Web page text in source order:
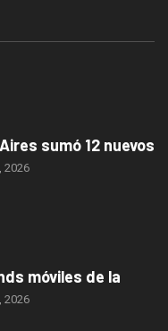
sumó 12 nuevos
2026
móviles de la
2026